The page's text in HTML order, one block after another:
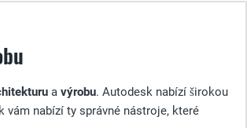
a výrobu. Autodesk nabízí širokou
vám nabízí ty správné nástroje, které